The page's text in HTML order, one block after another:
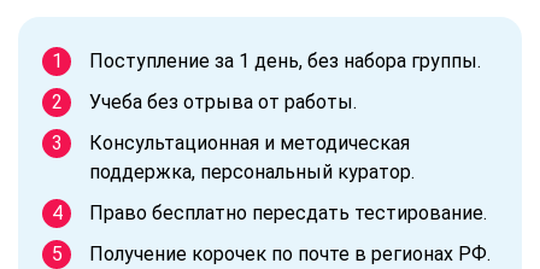
Поступление за 1 день, без набора группы.
Учеба без отрыва от работы.
Консультационная и методическая
поддержка, персональный куратор.
Право бесплатно пересдать тестирование.
Получение корочек по почте в регионах РФ.